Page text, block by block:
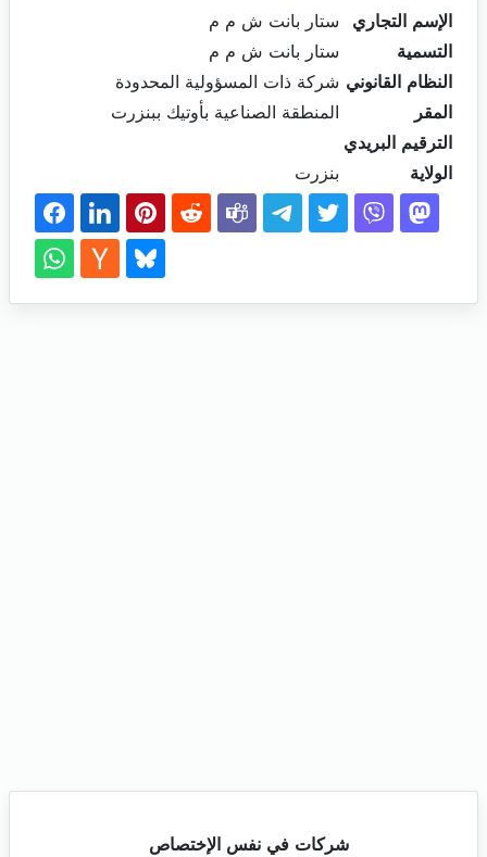
الإسم التجاري
ستار بانت ش م م
التسمية
ستار بانت ش م م
النظام القانوني شركة ذات المسؤولية المحدودة
المقر
المنطقة الصناعية بأوتيك ببنزرت
الترقيم البريدي
الولاية
بنزرت
شركات في نفس الإختصاص